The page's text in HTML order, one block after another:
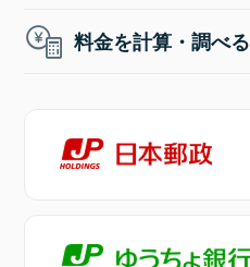
料金を計算・調べる